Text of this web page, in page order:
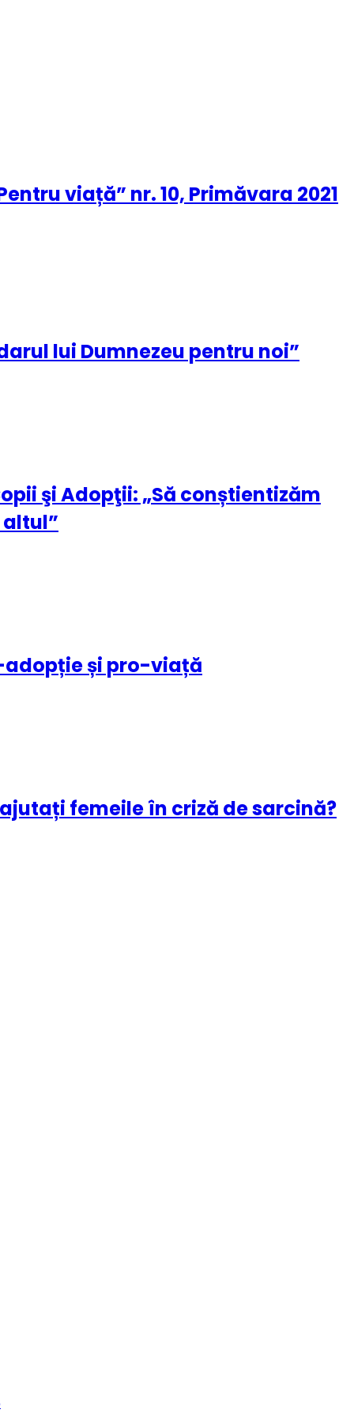
viață” nr. 10, Primăvara 2021
lui Dumnezeu pentru noi”
şi Adopţii: „Să conștientizăm
adopție și pro-viață
femeile în criză de sarcină?